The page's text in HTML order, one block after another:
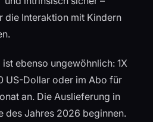
die Interaktion mit Kindern
ebenso ungewöhnlich: 1X
US-Dollar oder im Abo für
an. Die Auslieferung in
des Jahres 2026 beginnen.